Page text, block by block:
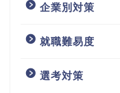
企業別対策
就職難易度
選考対策